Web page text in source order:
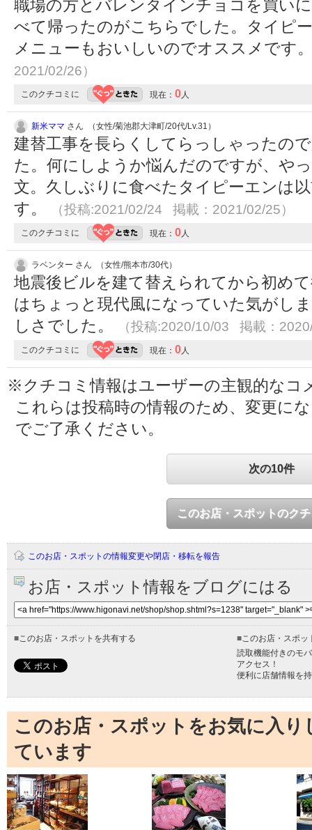
職場の方とバレンタインチョコを買い
べて帰ったのがこちらでした。タイピ
メニューもおいしいのでオススメです
2021/02/26）
このクチコミに 現在： 0人
新米ママ さん （女性/菊池郡大津町/20代/Lv.31）
建替工事を長らくしてらっしゃったの
た。何にしようか悩んだのですが、や
文。久しぶりに食べたタイピーエンは
す。
（投稿:2021/02/24 掲載：2021/02/25）
このクチコミに 現在： 0人
ラベンター さん （女性/熊本市/30代）
地震後ビルを建て替えられてから初め
はちょっと現代風になっていた気がし
しさでした。
（投稿:2020/10/03 掲載：
このクチコミに 現在： 0人
※クチコミ情報はユーザーの主観的なコ
これらは投稿時の情報のため、変更に
でご了承ください。
次の10件
このお店・スポットのク
このお店・スポットの情報変更や閉店・移転を報告
お店・スポット情報をブログにはる
■このお店・スポットを共有する ■このお店・スポッ
読取機能付きのモ
アクセス！
便利に店舗情報を
このお店・スポットをお気に入
ています